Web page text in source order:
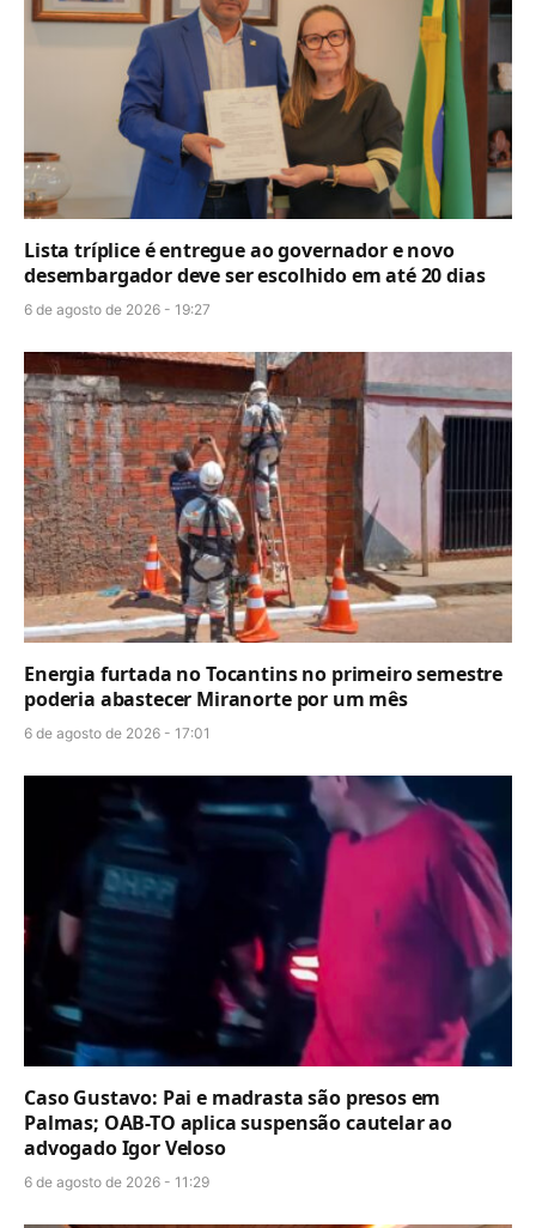
Lista tríplice é entregue ao governador e novo
desembargador deve ser escolhido em até 20 dias
6 de agosto de 2026 - 19:27
Energia furtada no Tocantins no primeiro semestre
poderia abastecer Miranorte por um mês
6 de agosto de 2026 - 17:01
Caso Gustavo: Pai e madrasta são presos em
Palmas; OAB-TO aplica suspensão cautelar ao
advogado Igor Veloso
6 de agosto de 2026 - 11:29